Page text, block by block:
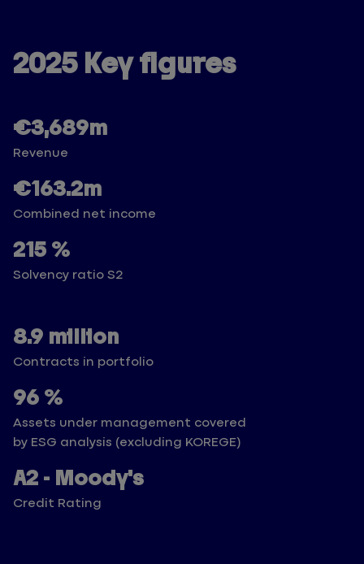
2025 Key figures
€3,689m
Revenue
€163.2m
Combined net income
215 %
Solvency ratio S2
8.9 million
Contracts in portfolio
96 %
Assets under management covered
by ESG analysis (excluding KOREGE)
A2 - Moody's
Credit Rating